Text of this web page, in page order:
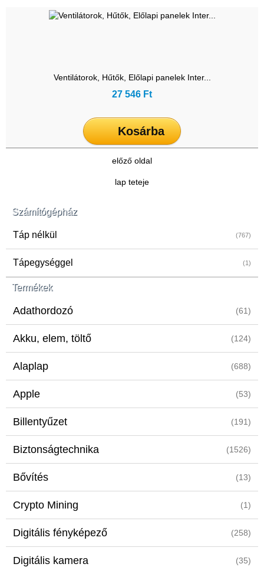
Számítógépház
Táp nélkül (767)
Tápegységgel (1)
Termékek
Adathordozó (61)
Akku, elem, töltő (124)
Alaplap (688)
Apple (53)
Billentyűzet (191)
Biztonságtechnika (1526)
Bővítés (13)
Crypto Mining (1)
Digitális fényképező (258)
Digitális kamera (35)
Ventilátorok, Hűtők, Előlapi panelek Inter...
27 546 Ft
Kosárba
előző oldal
lap teteje